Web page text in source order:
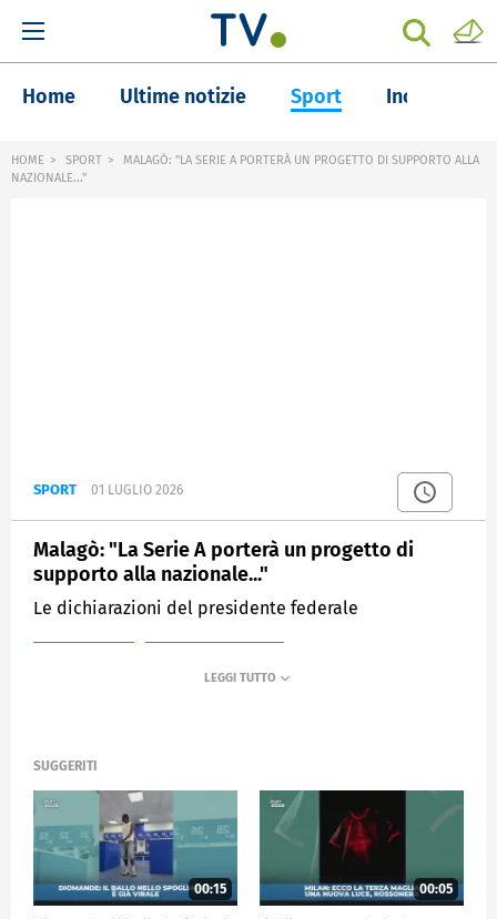
Home Ultime notizie Sport Inchieste
HOME SPORT
MALAGÒ: "LA SERIE A PORTERÀ UN PROGETTO DI SUPPORTO ALLA
NAZIONALE..."
SPORT 01 LUGLIO 2026
Malagò: "La Serie A porterà un progetto di
supporto alla nazionale..."
Le dichiarazioni del presidente federale
SUGGERITI
00:15 00:05